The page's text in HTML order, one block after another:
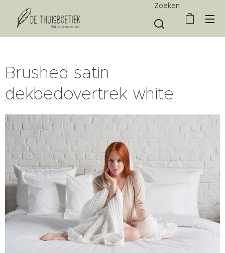
Zoeken
Brushed satin
dekbedovertrek white